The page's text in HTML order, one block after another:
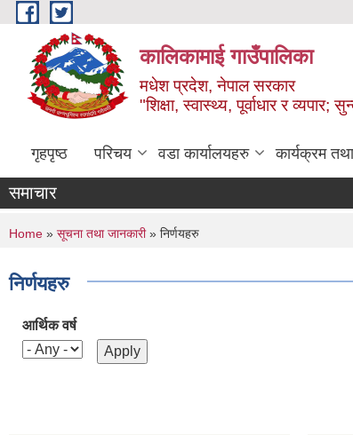
Skip to main content
कालिकामाई गाउँपालिका
मधेश प्रदेश, नेपाल सरकार
"शिक्षा, स्वास्थ्य, पूर्वाधार र
गृहपृष्ठ परिचय वडा कार्यालयहरु कार्यक्रम
समाचार
You are here
Home » सूचना तथा जानकारी» निर्णयहरु
निर्णयहरु
आर्थिक वर्ष